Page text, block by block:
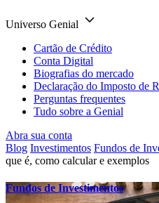
Universo Genial
Cartão de Crédito
Conta Digital
Biografias do mercado
Declaração do Imposto de
Perguntas frequentes
Tudo sobre a Genial
Abra sua conta
Blog Investimentos Fundos de
que é, como calcular e exemplos
Fundos de Investimentos